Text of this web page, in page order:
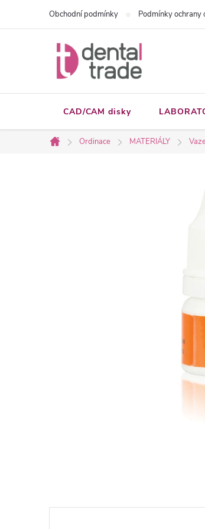
Obchodní podmínky Podmínky ochrany
CAD/CAM disky
Domů
Ordinace MATERIÁLY